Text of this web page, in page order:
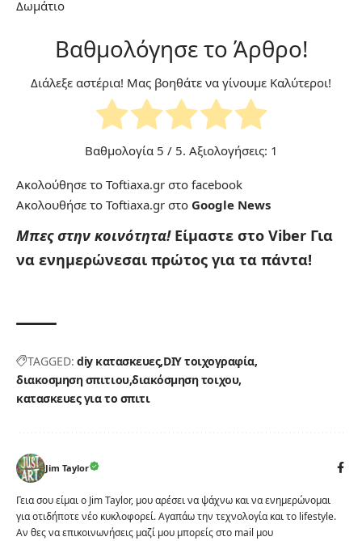
Δωμάτιο
Βαθμολόγησε το Άρθρο!
Διάλεξε αστέρια! Μας βοηθάτε να γίνουμε Καλύτεροι!
Βαθμολογία 5 / 5. Αξιολογήσεις: 1
Ακολούθησε το Toftiaxa.gr στο facebook
Ακολουθήσε το Toftiaxa.gr στο Google News
Μπες στην κοινότητα! Είμαστε στο Viber Για
να ενημερώνεσαι πρώτος για τα πάντα!
TAGGED: diy κατασκευες DIY τοιχογραφία
διακοσμηση σπιτιουδιακόσμηση τοιχου
κατασκευες για το σπιτι
Jim Taylor
Γεια σου είμαι ο Jim Taylor, μου αρέσει να ψάχνω και να ενημερώνομαι
για οτιδήποτε νέο κυκλοφορεί. Αγαπάω την τεχνολογία και το lifestyle.
Αν θες να επικοινωνήσεις μαζί μου μπορείς στο mail μου